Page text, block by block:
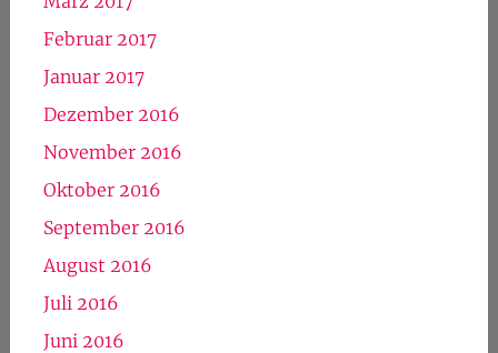
Februar 2017
Januar 2017
Dezember 2016
November 2016
Oktober 2016
September 2016
August 2016
Juli 2016
Juni 2016